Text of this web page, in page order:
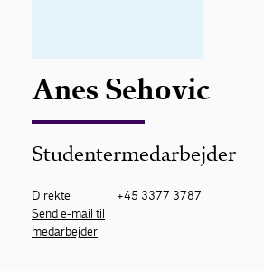
Anes Sehovic
Studentermedarbejder
Direkte
+45 3377 3787
Send e-mail til
medarbejder